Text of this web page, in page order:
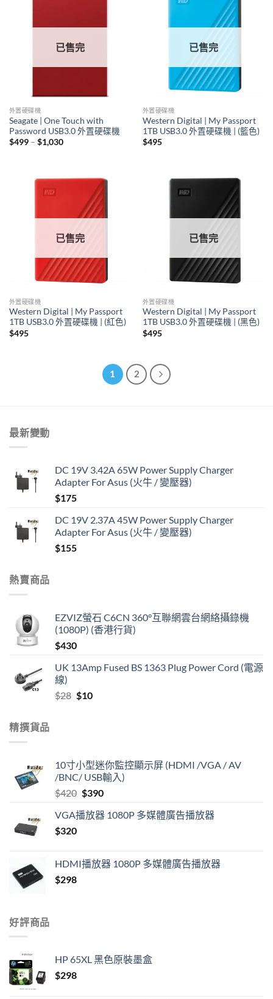
已售完
外置硬碟機
Seagate | One Touch with
Password USB3.0 外置硬碟機
$499 – $1,030Price
已售完
外置硬碟機
Western Digital | My Passport
1TB USB3.0 外置硬碟機 | (籃色)
$495
已售完
外置硬碟機
Western Digital | My Passport
1TB USB3.0 外置硬碟機 | (紅色)
$495
已售完
外置硬碟機
Western Digital | My Passport
1TB USB3.0 外置硬碟機 | (黑色)
$495
1 2
最新變動
DC 19V 3.42A 65W Power Supply Charger
Adapter For Asus (火牛 / 變壓器)
$175
DC 19V 2.37A 45W Power Supply Charger
Adapter For Asus (火牛 / 變壓器)
$155
熱賣商品
EZVIZ螢石 C6CN 360°互聯網雲台網絡攝錄機
(1080P) (香港行貨)
$430
UK 13Amp Fused BS 1363 Plug Power Cord (電源
線)
$28 Original
$10Current
精撰貨品
10寸小型迷你監控顯示屏 (HDMI /VGA / AV
/BNC/ USB輸入)
$420 Original
was:
$390Current
is:
VGA播放器 1080P 多媒體廣告播放器
$320
HDMI播放器 1080P 多媒體廣告播放器
$298
好評商品
HP 65XL 黑色原裝墨盒
$298